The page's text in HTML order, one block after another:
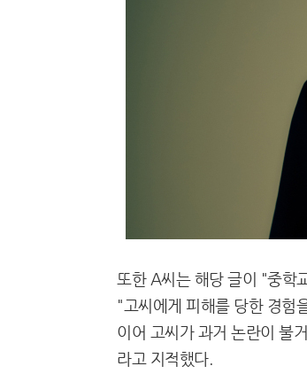
또한 A씨는 해당 글이 "중학
"고씨에게 피해를 당한 경험
이어 고씨가 과거 논란이 불
라고 지적했다.